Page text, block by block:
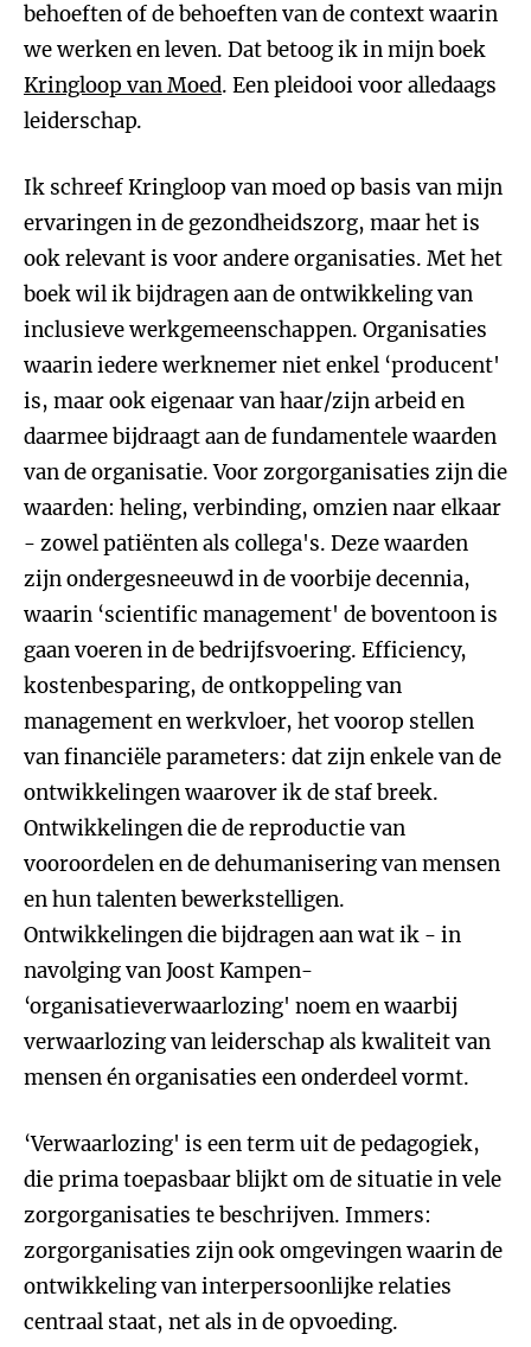
behoeften of de behoeften van de context waarin
we werken en leven. Dat betoog ik in mijn boek
Kringloop van Moed. Een pleidooi voor alledaags
leiderschap.
Ik schreef Kringloop van moed op basis van mijn
ervaringen in de gezondheidszorg, maar het is
ook relevant is voor andere organisaties. Met het
boek wil ik bijdragen aan de ontwikkeling van
inclusieve werkgemeenschappen. Organisaties
waarin iedere werknemer niet enkel ‘producent'
is, maar ook eigenaar van haar/zijn arbeid en
daarmee bijdraagt aan de fundamentele waarden
van de organisatie. Voor zorgorganisaties zijn die
waarden: heling, verbinding, omzien naar elkaar
- zowel patiënten als collega's. Deze waarden
zijn ondergesneeuwd in de voorbije decennia,
waarin ‘scientific management' de boventoon is
gaan voeren in de bedrijfsvoering. Efficiency,
kostenbesparing, de ontkoppeling van
management en werkvloer, het voorop stellen
van financiële parameters: dat zijn enkele van de
ontwikkelingen waarover ik de staf breek.
Ontwikkelingen die de reproductie van
vooroordelen en de dehumanisering van mensen
en hun talenten bewerkstelligen.
Ontwikkelingen die bijdragen aan wat ik - in
navolging van Joost Kampen-
‘organisatieverwaarlozing' noem en waarbij
verwaarlozing van leiderschap als kwaliteit van
mensen én organisaties een onderdeel vormt.
‘Verwaarlozing' is een term uit de pedagogiek,
die prima toepasbaar blijkt om de situatie in vele
zorgorganisaties te beschrijven. Immers:
zorgorganisaties zijn ook omgevingen waarin de
ontwikkeling van interpersoonlijke relaties
centraal staat, net als in de opvoeding.